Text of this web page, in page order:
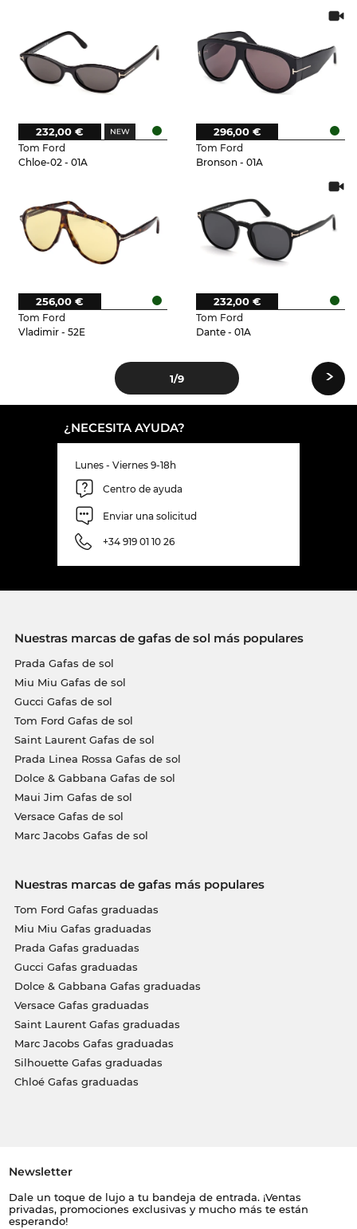
Tom Ford
Chloe-02 - 01A
232,00 €
Tom Ford
Bronson - 01A
296,00 €
Tom Ford
Vladimir - 52E
256,00 €
Tom Ford
Dante - 01A
232,00 €
1/9 ›
¿NECESITA AYUDA?
Lunes - Viernes 9-18h
Centro de ayuda
Enviar una solicitud
+34 919 01 10 26
Nuestras marcas de gafas de sol más populares
Prada Gafas de sol
Miu Miu Gafas de sol
Gucci Gafas de sol
Tom Ford Gafas de sol
Saint Laurent Gafas de sol
Prada Linea Rossa Gafas de sol
Dolce & Gabbana Gafas de sol
Maui Jim Gafas de sol
Versace Gafas de sol
Marc Jacobs Gafas de sol
Nuestras marcas de gafas más populares
Tom Ford Gafas graduadas
Miu Miu Gafas graduadas
Prada Gafas graduadas
Gucci Gafas graduadas
Dolce & Gabbana Gafas graduadas
Versace Gafas graduadas
Saint Laurent Gafas graduadas
Marc Jacobs Gafas graduadas
Silhouette Gafas graduadas
Chloé Gafas graduadas
Newsletter
Dale un toque de lujo a tu bandeja de entrada. ¡Ventas
privadas, promociones exclusivas y mucho más te están
esperando!